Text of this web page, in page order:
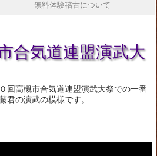
無料体験稽古について
合気道連盟演武大
回高槻市合気道連盟演武大祭での一番
君の演武の模様です。